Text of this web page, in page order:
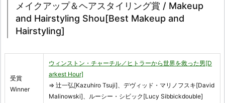
メイクアップ＆ヘアスタイリング賞 / Makeup
and Hairstyling Shou[Best Makeup and
Hairstyling]
受賞
Winner
ウィンストン・チャーチル／ヒトラーから世界を救った男[D
arkest Hour]
⇒ 辻一弘[Kazuhiro Tsuji]、デヴィッド・マリノフスキ[David
Malinowski]、ルーシー・シビック[Lucy Sibbickdouble]